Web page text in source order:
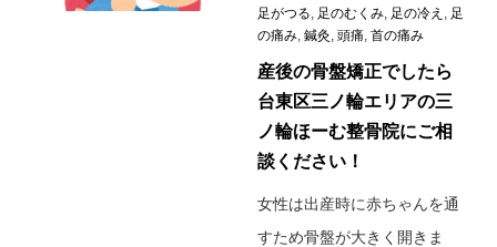
足がつる, 足のむくみ, 足の冷え , 足
の痛み, 鍼灸, 頭痛, 首の痛み
産後の骨盤矯正でしたら
台東区三ノ輪エリアの三
ノ輪ほーむ整骨院にご相
談ください！
女性は出産時に赤ちゃんを通
すため骨盤が大きく開きま